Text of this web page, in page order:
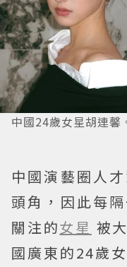
中國24歲女星胡連
中國演藝圈人
頭角，因此每
關注的女星 被
國廣東的24歲